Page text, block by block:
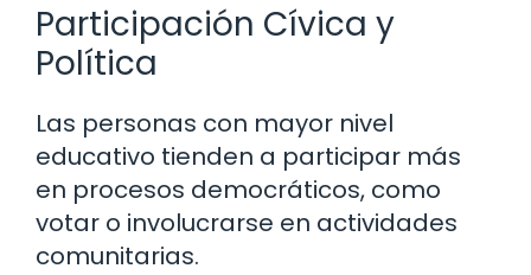
Participación Cívica y
Política
Las personas con mayor nivel
educativo tienden a participar más
en procesos democráticos, como
votar o involucrarse en actividades
comunitarias.